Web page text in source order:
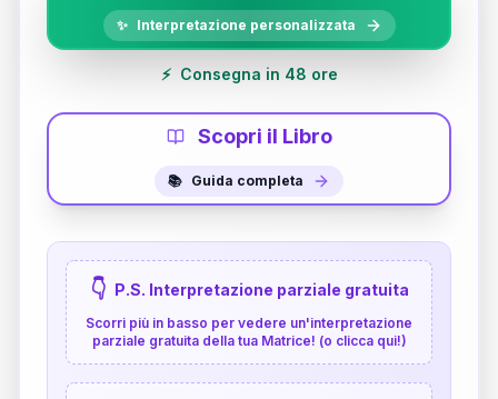
✨ Interpretazione personalizzata
⚡ Consegna in 48 ore
Scopri il Libro
📚 Guida completa
👇 P.S. Interpretazione parziale gratuita
Scorri più in basso per vedere un'interpretazione
parziale gratuita della tua Matrice! (o clicca qui!)